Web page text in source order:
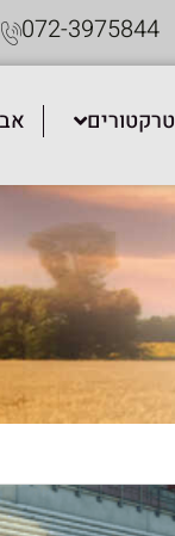
072-3975844
טרקטורים